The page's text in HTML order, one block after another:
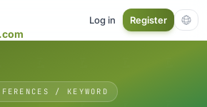
.com
Log in Register
/ KEYWORD